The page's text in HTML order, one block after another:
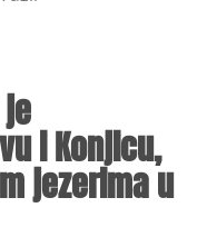
i Konjicu,
jezerima u